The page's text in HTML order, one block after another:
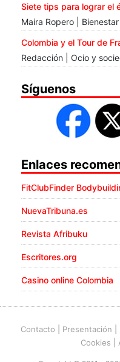
Siete tips para lograr el
Maira Ropero | Bienestar
Colombia y el Tour de
Redacción | Ocio y
Síguenos
Enlaces
FitClubFinder
NuevaTribuna.es
Revista Afribuku
Escritores.org
Casino online Colombia
Contacto Presentación
Cookies